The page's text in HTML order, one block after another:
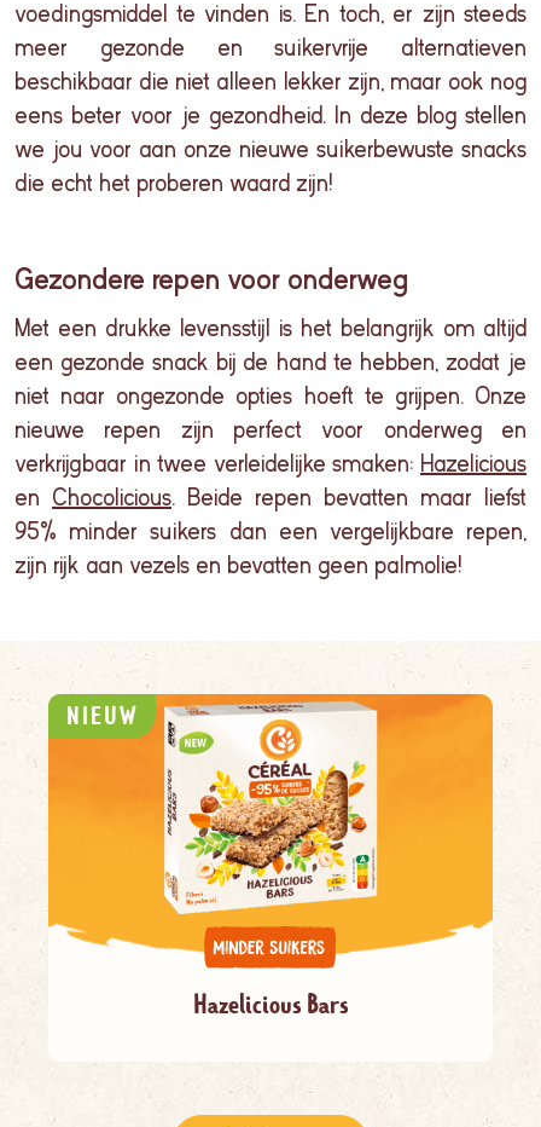
voedingsmiddel te vinden is. En toch, er zijn steeds
meer gezonde en suikervrije alternatieven
beschikbaar die niet alleen lekker zijn, maar ook nog
eens beter voor je gezondheid. In deze blog stellen
we jou voor aan onze nieuwe suikerbewuste snacks
die echt het proberen waard zijn!
Gezondere repen voor onderweg
Met een drukke levensstijl is het belangrijk om altijd
een gezonde snack bij de hand te hebben, zodat je
niet naar ongezonde opties hoeft te grijpen. Onze
nieuwe repen zijn perfect voor onderweg en
verkrijgbaar in twee verleidelijke smaken: Hazelicious
en Chocolicious. Beide repen bevatten maar liefst
95% minder suikers dan een vergelijkbare repen,
zijn rijk aan vezels en bevatten geen palmolie!
NIEUW
Hazelicious Bars